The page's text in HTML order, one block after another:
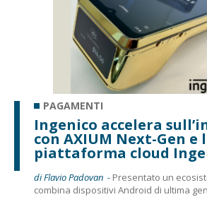
PAGAMENTI
Ingenico accelera
con AXIUM Next-Gen e
piattaforma cloud
di Flavio Padovan - Presentato un
combina dispositivi Android di ultima